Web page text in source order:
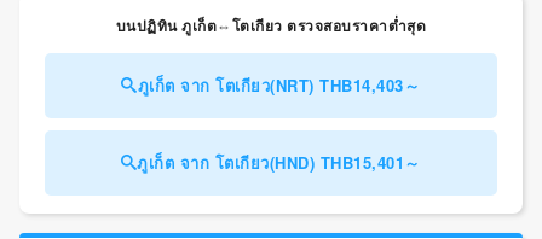
บนปฏิทิน ภูเก็ต⇔โตเกียว ตรวจสอบราคาต่ำสุด
ภูเก็ต จาก โตเกียว(NRT) THB14,403～
ภูเก็ต จาก โตเกียว(HND) THB15,401～